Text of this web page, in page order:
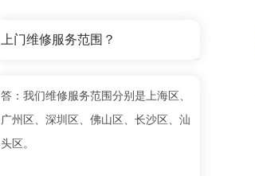
上门维修服务范围？
答：我们维修服务范围分别是上海区、
广州区、深圳区、佛山区、长沙区、汕
头区。